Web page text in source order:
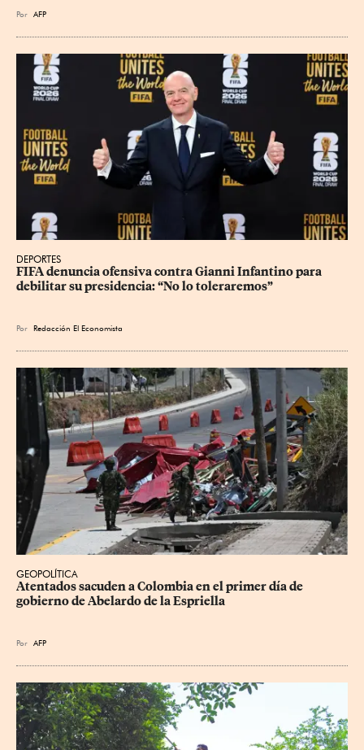
Por AFP
DEPORTES
FIFA denuncia ofensiva contra Gianni Infantino para
debilitar su presidencia: “No lo toleraremos”
Por Redacción El Economista
GEOPOLÍTICA
Atentados sacuden a Colombia en el primer día de
gobierno de Abelardo de la Espriella
Por AFP